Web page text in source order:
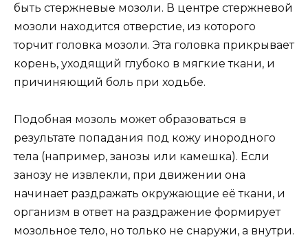
быть стержневые мозоли. В центре стержневой
мозоли находится отверстие, из которого
торчит головка мозоли. Эта головка прикрывает
корень, уходящий глубоко в мягкие ткани, и
причиняющий боль при ходьбе.
Подобная мозоль может образоваться в
результате попадания под кожу инородного
тела (например, занозы или камешка). Если
занозу не извлекли, при движении она
начинает раздражать окружающие её ткани, и
организм в ответ на раздражение формирует
мозольное тело, но только не снаружи, а внутри.